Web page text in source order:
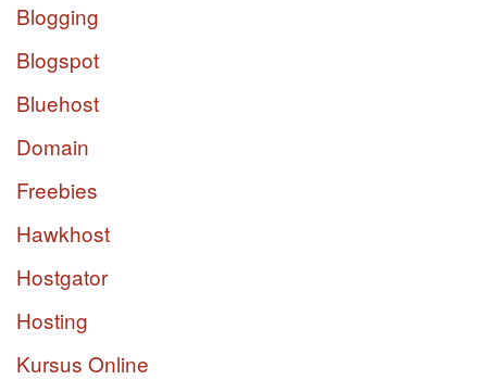
Blogging
Blogspot
Bluehost
Domain
Freebies
Hawkhost
Hostgator
Hosting
Kursus Online